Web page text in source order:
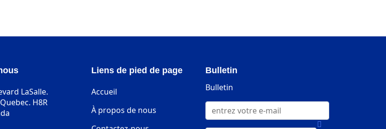
LaSalle.
H8R
Liens de pied de page
Accueil
À propos de nous
Bulletin
Bulletin